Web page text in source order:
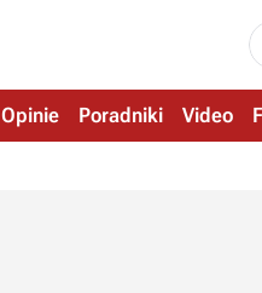
Opinie Poradniki Video